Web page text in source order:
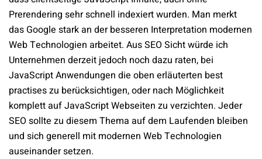
Prerendering sehr schnell indexiert wurden. Man merkt
das Google stark an der besseren Interpretation modernen
Web Technologien arbeitet. Aus SEO Sicht würde ich
Unternehmen derzeit jedoch noch dazu raten, bei
JavaScript Anwendungen die oben erläuterten best
practises zu berücksichtigen, oder nach Möglichkeit
komplett auf JavaScript Webseiten zu verzichten. Jeder
SEO sollte zu diesem Thema auf dem Laufenden bleiben
und sich generell mit modernen Web Technologien
auseinander setzen.